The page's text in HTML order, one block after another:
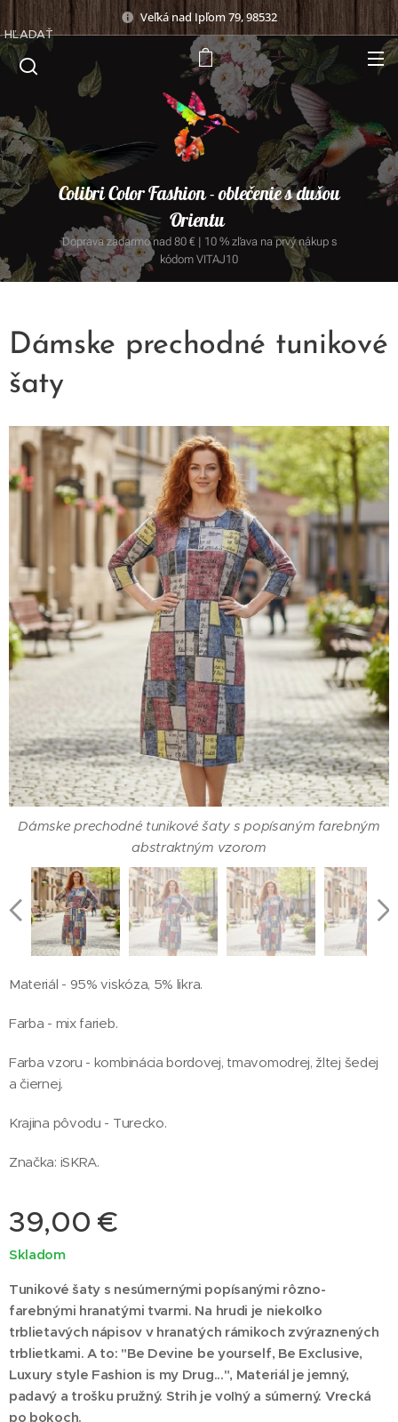
Veľká nad Ipľom 79, 98532
Colibri Color Fashion - oblečenie s dušou
Orientu
Doprava zadarmo nad 80 € | 10 % zľava na prvý nákup s
kódom VITAJ10
HĽADAŤ
Dámske prechodné tunikové
šaty
Dámske prechodné tunikové šaty s popísaným farebným
abstraktným vzorom
Dámske prechodné tunikové šaty s popísaným farebným
Dámske prechodné tunikové šaty s popísaným farebným
Dámske prechodné tunikové šaty s popísaným farebným
Dámske prechodné tunikové šaty s popísaným farebným
Materiál - 95% viskóza, 5% likra.
Farba - mix farieb.
Farba vzoru - kombinácia bordovej, tmavomodrej, žltej šedej
a čiernej.
Krajina pôvodu - Turecko.
Značka: iSKRA.
39,00 €
Skladom
Tunikové šaty s nesúmernými popísanými rôzno-
farebnými hranatými tvarmi. Na hrudi je niekoľko
trblietavých nápisov v hranatých rámikoch zvýraznených
trblietkami. A to: "Be Devine be yourself, Be Exclusive,
Luxury style Fashion is my Drug...", Materiál je jemný,
padavý a trošku pružný. Strih je voľný a súmerný. Vrecká
po bokoch.